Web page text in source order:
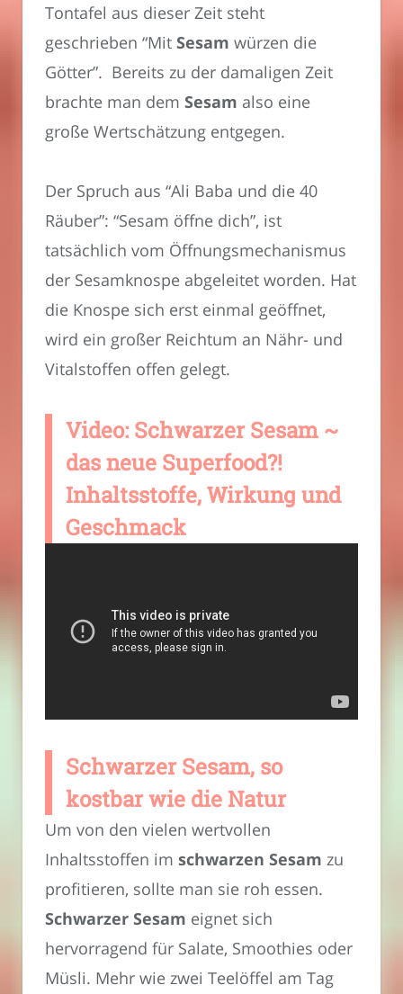
Tontafel aus dieser Zeit steht
geschrieben “Mit Sesam würzen die
Götter”. Bereits zu der damaligen Zeit
brachte man dem Sesam also eine
große Wertschätzung entgegen.
Der Spruch aus “Ali Baba und die 40
Räuber”: “Sesam öffne dich”, ist
tatsächlich vom Öffnungsmechanismus
der Sesamknospe abgeleitet worden. Hat
die Knospe sich erst einmal geöffnet,
wird ein großer Reichtum an Nähr- und
Vitalstoffen offen gelegt.
Video: Schwarzer Sesam ~
das neue Superfood?!
Inhaltsstoffe, Wirkung und
Geschmack
Schwarzer Sesam, so
kostbar wie die Natur
Um von den vielen wertvollen
Inhaltsstoffen im schwarzen Sesam zu
profitieren, sollte man sie roh essen.
Schwarzer Sesam eignet sich
hervorragend für Salate, Smoothies oder
Müsli. Mehr wie zwei Teelöffel am Tag